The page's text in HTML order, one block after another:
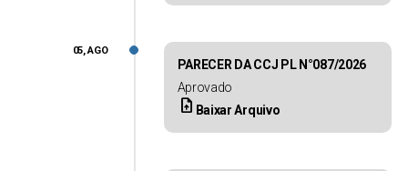
PARECER DA CCJ PL N°087/2026
Aprovado
upload_file Baixar Arquivo
05, AGO